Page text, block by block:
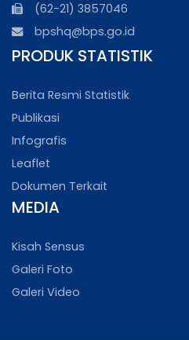
(62-21) 3857046
bpshq@bps.go.id
PRODUK STATISTIK
Berita Resmi Statistik
Publikasi
Infografis
Leaflet
Dokumen Terkait
MEDIA
Kisah Sensus
Galeri Foto
Galeri Video